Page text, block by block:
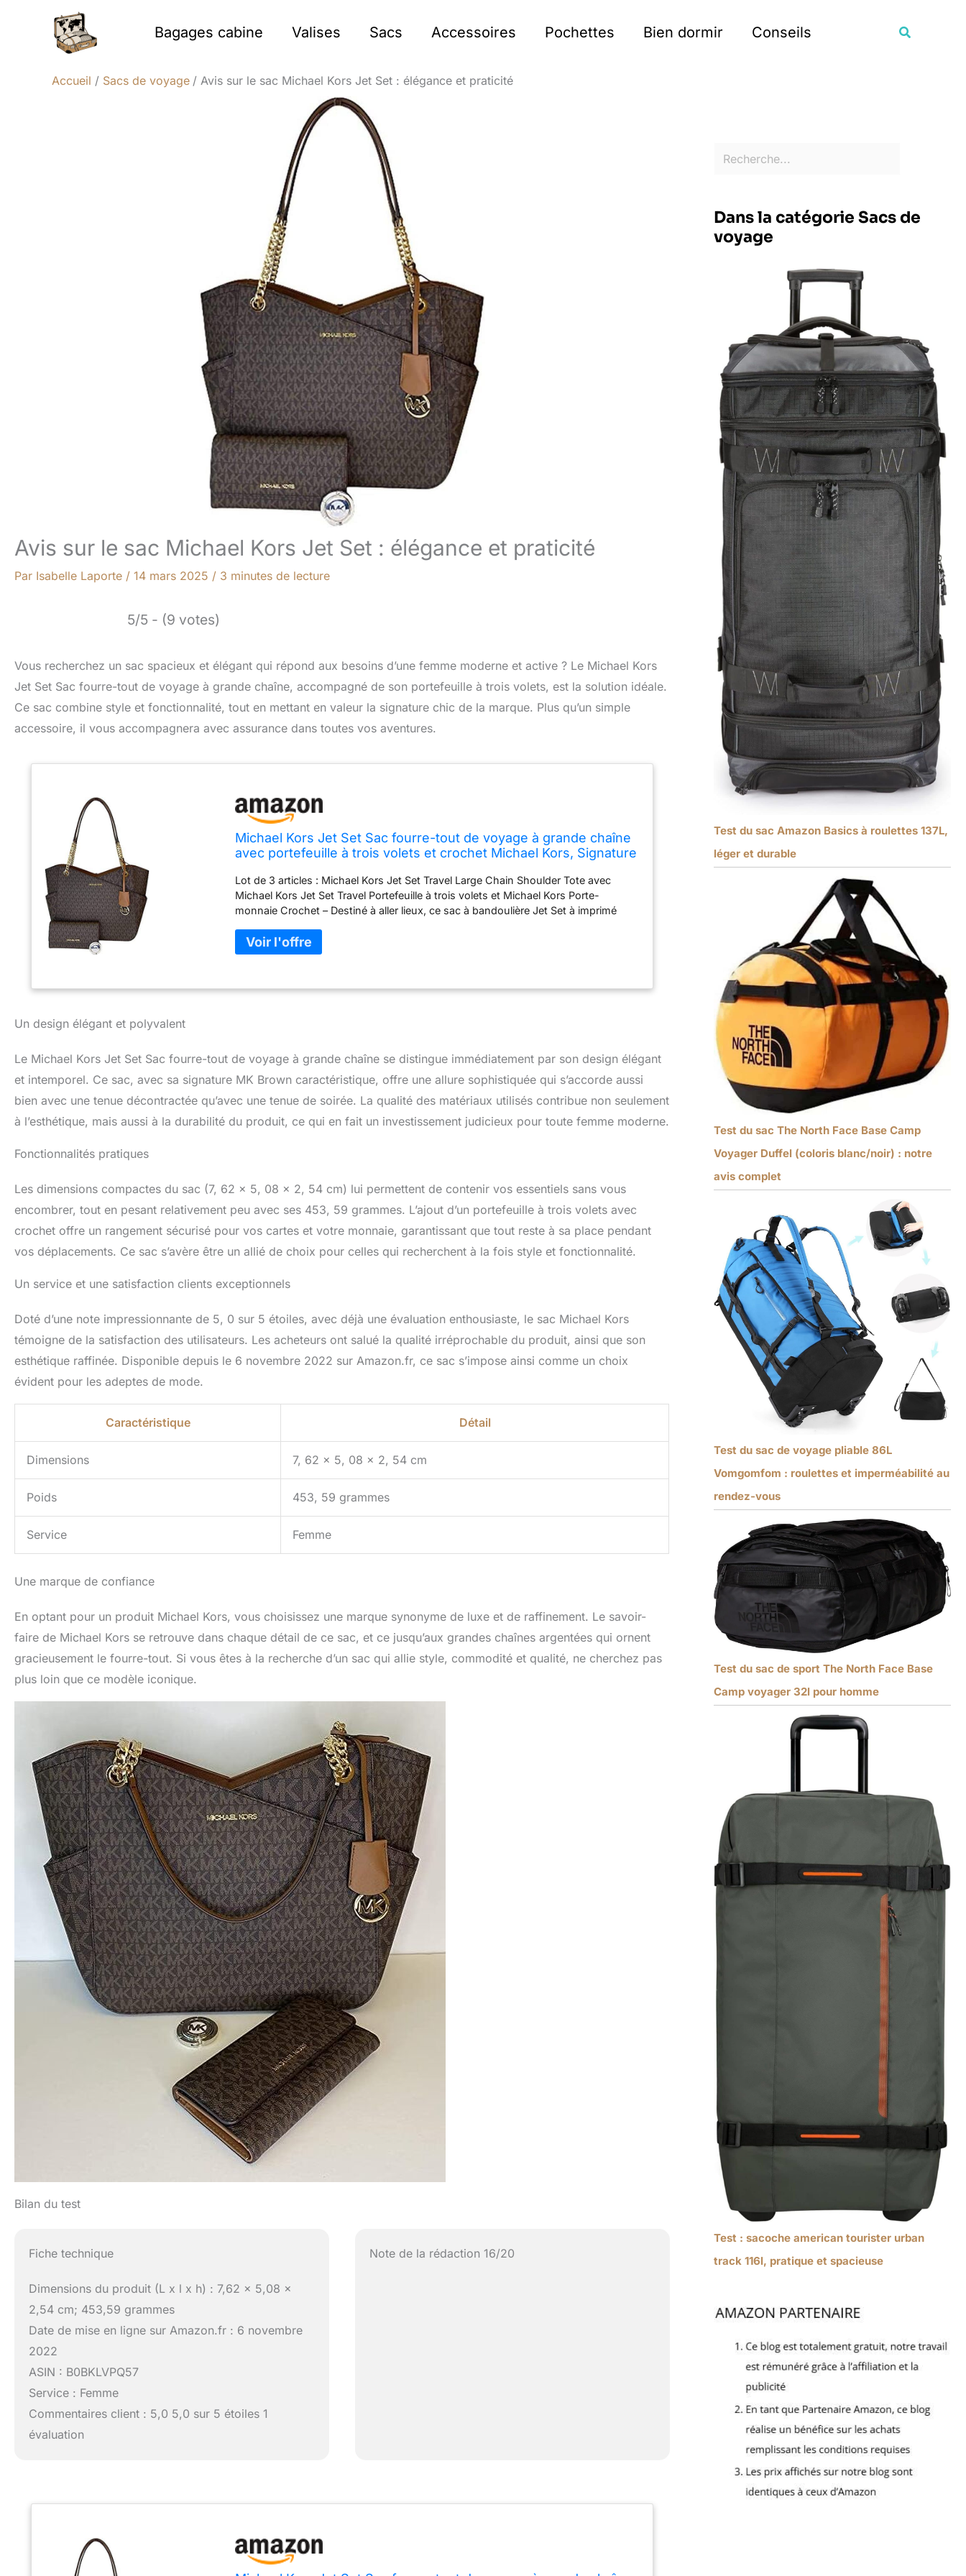
Bagages cabine Valises Sacs Accessoires Pochettes Bien dormir Conseils
Accueil Sacs de voyage Avis sur le sac Michael Kors Jet Set : élégance et praticité
Avis sur le sac Michael Kors Jet Set : élégance et praticité
Par Isabelle Laporte / 14 mars 2025 / 3 minutes de lecture
5/5 - (9 votes)
Vous recherchez un sac spacieux et élégant qui répond aux besoins d’une femme moderne et active ? Le Michael Kors
Jet Set Sac fourre-tout de voyage à grande chaîne, accompagné de son portefeuille à trois volets, est la solution idéale.
Ce sac combine style et fonctionnalité, tout en mettant en valeur la signature chic de la marque. Plus qu’un simple
accessoire, il vous accompagnera avec assurance dans toutes vos aventures.
Michael Kors Jet Set Sac fourre-tout de voyage à grande chaîne
avec portefeuille à trois volets et crochet Michael Kors, Signature
Lot de 3 articles : Michael Kors Jet Set Travel Large Chain Shoulder Tote avec
Michael Kors Jet Set Travel Portefeuille à trois volets et Michael Kors Porte-
monnaie Crochet – Destiné à aller lieux, ce sac à bandoulière Jet Set à imprimé
latérales pratiques et la fermeture éclair sur le dessus font de ce sac le
compagnon de voyage parfait, tandis qu'un intérieur spacieux offre plus de place
fermeture éclair 3/4 sur le dessus avec poches latérales à soufflet Détails
zippé à l'arrière et d'une fenêtre pour carte d'identité. Crochet Michael Kors pour
sac à main parce que vous n'aurez plus jamais besoin de laisser votre précieux
Dimensions approximatives du sac : 39 x 27 x 14 cm (l x H x P). Hauteur de la
poignée : 25,4 cm. Taille du portefeuille : 19,1 x 10,2 x 2,5 cm. Crochet de sac à
Un design élégant et polyvalent
Le Michael Kors Jet Set Sac fourre-tout de voyage à grande chaîne se distingue immédiatement par son design élégant
et intemporel. Ce sac, avec sa signature MK Brown caractéristique, offre une allure sophistiquée qui s’accorde aussi
bien avec une tenue décontractée qu’avec une tenue de soirée. La qualité des matériaux utilisés contribue non seulement
à l’esthétique, mais aussi à la durabilité du produit, ce qui en fait un investissement judicieux pour toute femme moderne.
Fonctionnalités pratiques
Les dimensions compactes du sac (7, 62 x 5, 08 x 2, 54 cm) lui permettent de contenir vos essentiels sans vous
encombrer, tout en pesant relativement peu avec ses 453, 59 grammes. L’ajout d’un portefeuille à trois volets avec
crochet offre un rangement sécurisé pour vos cartes et votre monnaie, garantissant que tout reste à sa place pendant
vos déplacements. Ce sac s’avère être un allié de choix pour celles qui recherchent à la fois style et fonctionnalité.
Un service et une satisfaction clients exceptionnels
Doté d’une note impressionnante de 5, 0 sur 5 étoiles, avec déjà une évaluation enthousiaste, le sac Michael Kors
témoigne de la satisfaction des utilisateurs. Les acheteurs ont salué la qualité irréprochable du produit, ainsi que son
esthétique raffinée. Disponible depuis le 6 novembre 2022 sur Amazon.fr, ce sac s’impose ainsi comme un choix
évident pour les adeptes de mode.
Caractéristique Détail
Dimensions 7, 62 x 5, 08 x 2, 54 cm
Poids 453, 59 grammes
Service Femme
Une marque de confiance
En optant pour un produit Michael Kors, vous choisissez une marque synonyme de luxe et de raffinement. Le savoir-
faire de Michael Kors se retrouve dans chaque détail de ce sac, et ce jusqu’aux grandes chaînes argentées qui ornent
gracieusement le fourre-tout. Si vous êtes à la recherche d’un sac qui allie style, commodité et qualité, ne cherchez pas
plus loin que ce modèle iconique.
Bilan du test
Fiche technique
Dimensions du produit (L x l x h) : 7,62 x 5,08 x
2,54 cm; 453,59 grammes
Date de mise en ligne sur Amazon.fr : 6 novembre
2022
ASIN : B0BKLVPQ57
Service : Femme
Commentaires client : 5,0 5,0 sur 5 étoiles 1
évaluation
Note de la rédaction 16/20
Dans la catégorie Sacs de
voyage
Test du sac Amazon Basics à roulettes 137L,
léger et durable
Test du sac The North Face Base Camp
Voyager Duffel (coloris blanc/noir) : notre
avis complet
Test du sac de voyage pliable 86L
Vomgomfom : roulettes et imperméabilité au
rendez-vous
Test du sac de sport The North Face Base
Camp voyager 32l pour homme
Test : sacoche american tourister urban
track 116l, pratique et spacieuse